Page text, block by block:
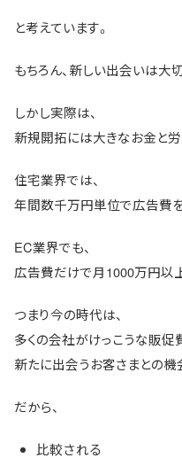
と考えています。
もちろん、新しい出会いは大
しかし実際は、
新規開拓には大きなお金と労
住宅業界では、
年間数千万円単位で広告費
EC業界でも、
広告費だけで月1000万円以
つまり今の時代は、
多くの会社がけっこうな販促
新たに出会うお客さまとの機
だから、
比較される